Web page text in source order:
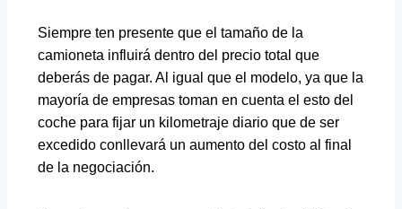
Siempre ten presente que el tamaño de la
camioneta influirá dentro del precio total que
deberás de pagar. Al igual que el modelo, ya que la
mayoría de empresas toman en cuenta el esto del
coche para fijar un kilometraje diario que de ser
excedido conllevará un aumento del costo al final
de la negociación.